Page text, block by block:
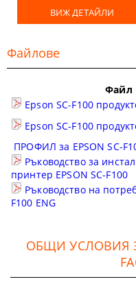
ВИЖ ДЕТАЙЛИ
Файлове
Файл
Epson SC-F100
Epson SC-F100
ПРОФИЛ за EPSON SC-
Ръководство за
принтер EPSON SC-F100
Ръководство на
F100 ENG
ОБЩИ УСЛОВИЯ